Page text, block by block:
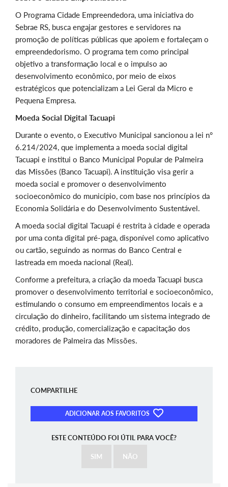
O Programa Cidade Empreendedora, uma iniciativa do
Sebrae RS, busca engajar gestores e servidores na
promoção de políticas públicas que apoiem e fortaleçam o
empreendedorismo. O programa tem como principal
objetivo a transformação local e o impulso ao
desenvolvimento econômico, por meio de eixos
estratégicos que potencializam a Lei Geral da Micro e
Pequena Empresa.
Moeda Social Digital Tacuapi
Durante o evento, o Executivo Municipal sancionou a lei n°
6.214/2024, que implementa a moeda social digital
Tacuapi e institui o Banco Municipal Popular de Palmeira
das Missões (Banco Tacuapi). A instituição visa gerir a
moeda social e promover o desenvolvimento
socioeconômico do município, com base nos princípios da
Economia Solidária e do Desenvolvimento Sustentável.
A moeda social digital Tacuapi é restrita à cidade e operada
por uma conta digital pré-paga, disponível como aplicativo
ou cartão, seguindo as normas do Banco Central e
lastreada em moeda nacional (Real).
Conforme a prefeitura, a criação da moeda Tacuapi busca
promover o desenvolvimento territorial e socioeconômico,
estimulando o consumo em empreendimentos locais e a
circulação do dinheiro, facilitando um sistema integrado de
crédito, produção, comercialização e capacitação dos
moradores de Palmeira das Missões.
COMPARTILHE
ADICIONAR AOS FAVORITOS
ESTE CONTEÚDO FOI ÚTIL PARA VOCÊ?
SIM NÃO